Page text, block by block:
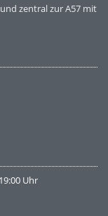
zentral zur A57 mit
Uhr